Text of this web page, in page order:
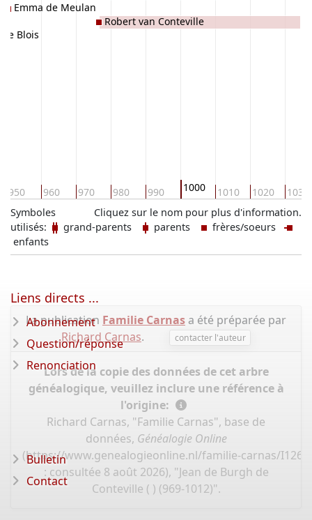
950 960 970 980 990 1000 1010 1020 1030
Blois
Emma de Meulan
Robert van Conteville
Cliquez sur le nom pour plus d'information.
Symboles
utilisés:
grand-parents parents
frères/soeurs
enfants
La publication Familie Carnas a été préparée par
Richard Carnas. contacter l'auteur
Lors de la copie des données de cet arbre
généalogique, veuillez inclure une référence à
l'origine:
Richard Carnas, "Familie Carnas", base de
données, Généalogie Online
(https://www.genealogieonline.nl/familie-carnas/
: consultée 8 août 2026), "Jean de Burgh de
Conteville ( ) (969-1012)".
Liens directs ...
Abonnement
Question/réponse
Renonciation
Bulletin
Contact